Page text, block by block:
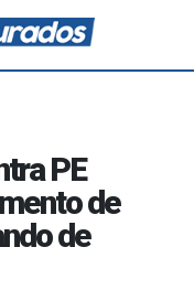
PE
de
de